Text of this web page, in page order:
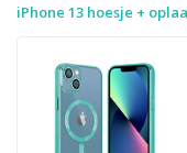
iPhone 13 hoesje +